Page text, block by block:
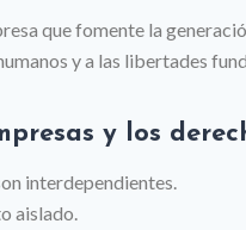
que fomente la
y a las libertades
y los
interdependientes.
aislado.